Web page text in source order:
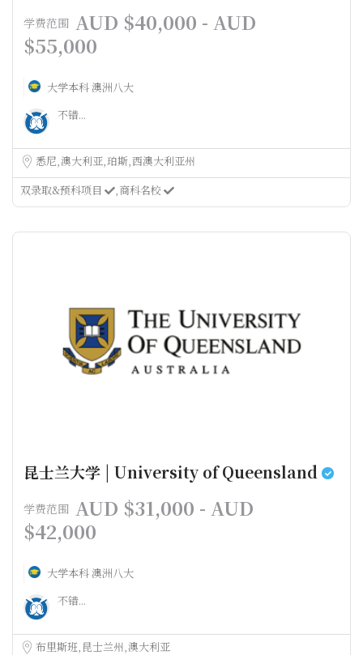
学费范围 AUD $40,000 - AUD
$55,000
大学本科澳洲八大
不错...
悉尼澳大利亚珀斯西澳大利亚州
双录取&预科项目
商科名校
昆士兰大学 | University of Queensland
学费范围 AUD $31,000 - AUD
$42,000
大学本科澳洲八大
不错...
布里斯班 昆士兰州澳大利亚